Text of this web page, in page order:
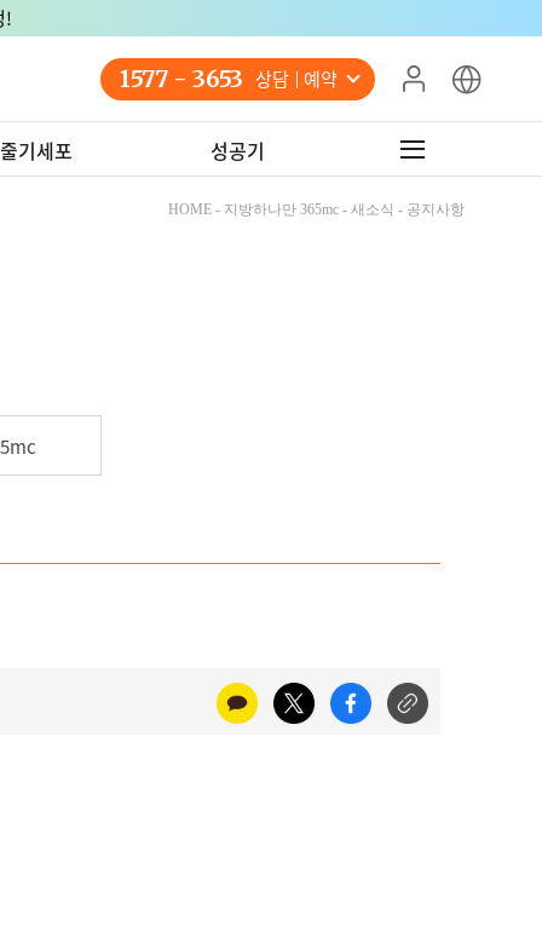
!
1577 - 3653 상담 예약
기세포 성공기
HOME - 지방하나만 365mc - 새소식 - 공지사항